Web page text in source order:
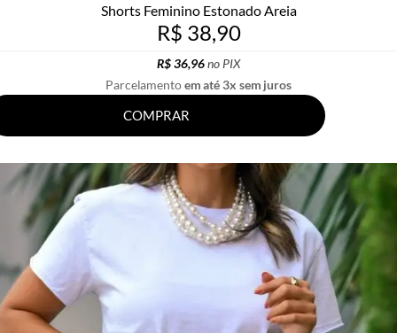
Shorts Feminino Estonado Areia
R$ 38,90
R$ 36,96no PIX
Parcelamentoem até 3x sem juros
COMPRAR